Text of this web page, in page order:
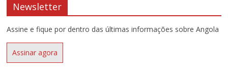
Newsletter
Assine e fique por dentro das últimas informações sobre Angola
Assinar agora